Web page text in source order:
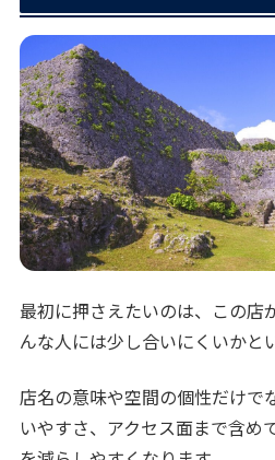
最初に押さえたいのは、この店
んな人には少し合いにくいかと
店名の意味や空間の個性だけで
いやすさ、アクセス面まで含め